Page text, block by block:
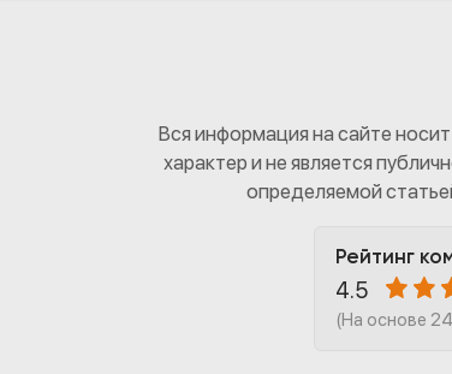
Вся информация на сайте
характер и не является
определяемой
Рейтинг
4.5
(На основе